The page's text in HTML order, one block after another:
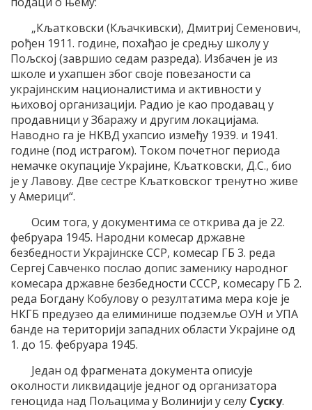
„Кљатковски (Кљачкивски), Дмитриј Семенович,
рођен 1911. године, похађао је средњу школу у
Пољској (завршио седам разреда). Избачен је из
школе и ухапшен због своје повезаности са
украјинским националистима и активности у
њиховој организацији. Радио је као продавац у
продавници у Збаражу и другим локацијама.
Наводно га је НКВД ухапсио између 1939. и 1941.
године (под истрагом). Током почетног периода
немачке окупације Украјине, Кљатковски, Д.С., био
је у Лавову. Две сестре Кљатковског тренутно живе
у Америци“.
Осим тога, у документима се открива да је 22.
фебруара 1945. Народни комесар државне
безбедности Украјинске ССР, комесар ГБ 3. реда
Сергеј Савченко послао допис заменику народног
комесара државне безбедности СССР, комесару ГБ 2.
реда Богдану Кобулову о резултатима мера које је
НКГБ предузео да елиминише подземље ОУН и УПА
банде на територији западних области Украјине од
1. до 15. фебруара 1945.
Један од фрагмената документа описује
околности ликвидације једног од организатора
геноцида над Пољацима у Волинији у селу Суску.